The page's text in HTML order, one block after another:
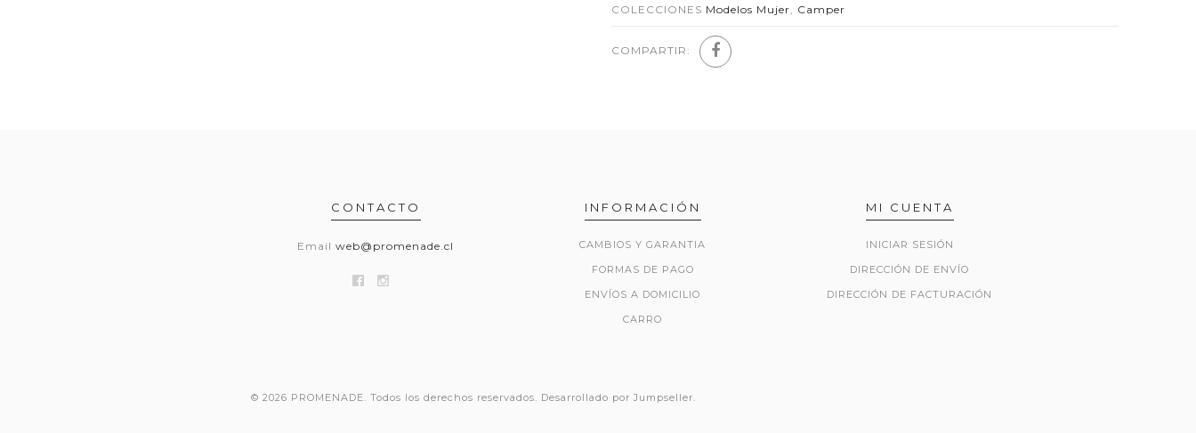
COLECCIONES Modelos Mujer, Camper
COMPARTIR:
CONTACTO
Email web@promenade.cl
INFORMACIÓN
CAMBIOS Y GARANTIA
FORMAS DE PAGO
ENVÍOS A DOMICILIO
CARRO
MI CUENTA
INICIAR SESIÓN
DIRECCIÓN DE ENVÍO
DIRECCIÓN DE FACTURACIÓN
© 2026 PROMENADE. Todos los derechos reservados. Desarrollado por Jumpseller.